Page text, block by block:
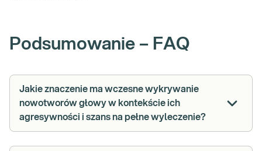
Podsumowanie – FAQ
Jakie znaczenie ma wczesne wykrywanie
nowotworów głowy w kontekście ich
agresywności i szans na pełne wyleczenie?